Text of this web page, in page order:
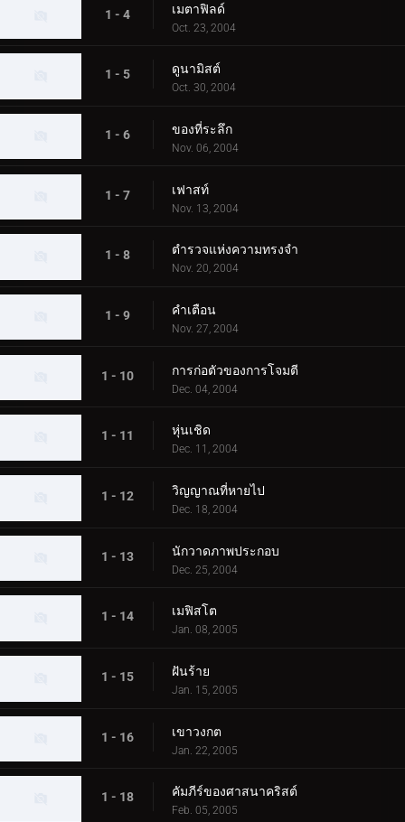
1 - 4 เมตาฟิลด์
Oct. 23, 2004
1 - 5 ดูนามิสต์
Oct. 30, 2004
1 - 6 ของที่ระลึก
Nov. 06, 2004
1 - 7 เฟาสท์
Nov. 13, 2004
1 - 8 ตำรวจแห่งความทรงจำ
Nov. 20, 2004
1 - 9 คำเตือน
Nov. 27, 2004
1 - 10 การก่อตัวของการโจมตี
Dec. 04, 2004
1 - 11 หุ่นเชิด
Dec. 11, 2004
1 - 12 วิญญาณที่หายไป
Dec. 18, 2004
1 - 13 นักวาดภาพประกอบ
Dec. 25, 2004
1 - 14 เมฟิสโต
Jan. 08, 2005
1 - 15 ฝันร้าย
Jan. 15, 2005
1 - 16 เขาวงกต
Jan. 22, 2005
1 - 18 คัมภีร์ของศาสนาคริสต์
Feb. 05, 2005